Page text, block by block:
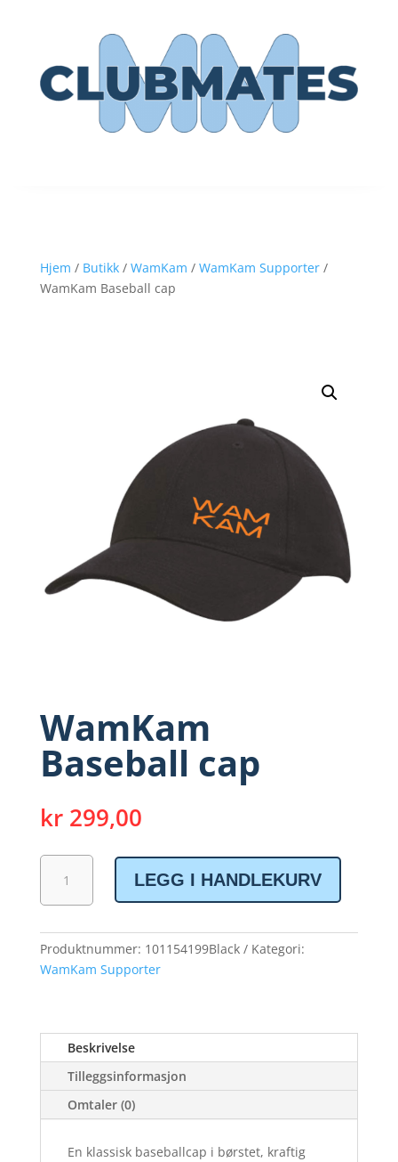
Hjem / Butikk/ WamKam / WamKam Supporter/
WamKam Baseball cap
WamKam
Baseball cap
kr299,00
WamKam
Baseball
cap
LEGG I HANDLEKURV
Produktnummer: 101154199Black
Kategori:
WamKam Supporter
Beskrivelse
Tilleggsinformasjon
Omtaler (0)
En klassisk baseballcap i børstet, kraftig